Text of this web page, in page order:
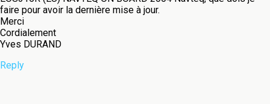
faire pour avoir la dernière mise à jour.
Merci
Cordialement
Yves DURAND
Reply